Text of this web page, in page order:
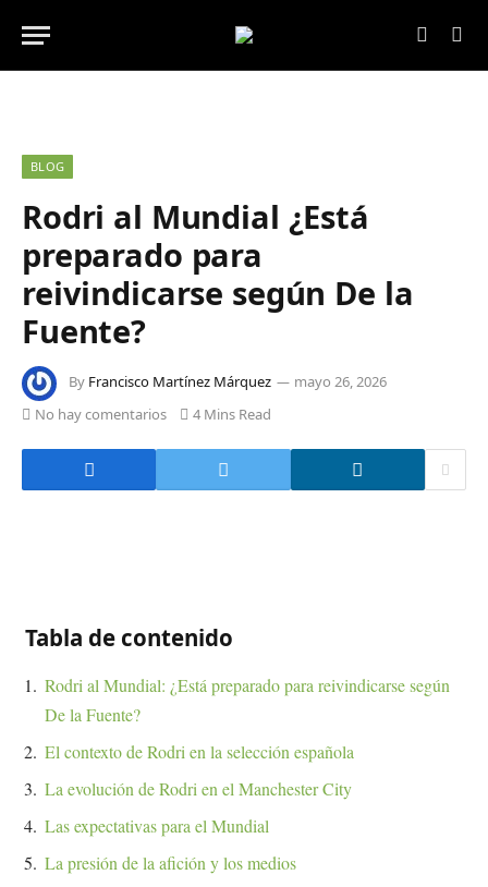
BLOG
Rodri al Mundial ¿Está
preparado para
reivindicarse según De la
Fuente?
By Francisco Martínez Márquez
mayo 26, 2026
No hay comentarios
4 Mins Read
Tabla de contenido
Rodri al Mundial: ¿Está preparado para reivindicarse según
De la Fuente?
El contexto de Rodri en la selección española
La evolución de Rodri en el Manchester City
Las expectativas para el Mundial
La presión de la afición y los medios